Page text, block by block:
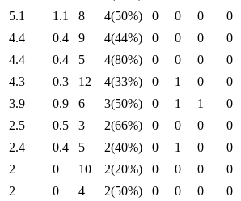
5.1 1.1 8 4(50%) 0 0 0
0
4.4 0.4 9 4(44%) 0 0 0
0
4.4 0.4 5 4(80%) 0 0 0
0
4.3 0.3 12 4(33%) 0 1 0
0
3.9 0.9 6 3(50%) 0 1 1
0
2.5 0.5 3 2(66%) 0 0 0
0
2.4 0.4 5 2(40%) 0 1 0
0
2 0 10 2(20%) 0 0 0
0
2 0 4 2(50%) 0 0 0
0